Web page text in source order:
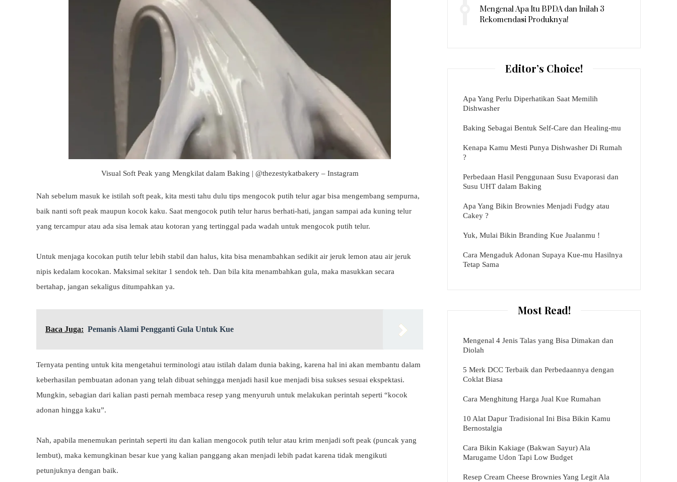
Visual Soft Peak yang Mengkilat dalam Baking | @thezestykatbakery – Instagram
Nah sebelum masuk ke istilah soft peak, kita mesti tahu dulu tips mengocok putih telur agar bisa mengembang sempurna,
baik nanti soft peak maupun kocok kaku. Saat mengocok putih telur harus berhati-hati, jangan sampai ada kuning telur
yang tercampur atau ada sisa lemak atau kotoran yang tertinggal pada wadah untuk mengocok putih telur.
Untuk menjaga kocokan putih telur lebih stabil dan halus, kita bisa menambahkan sedikit air jeruk lemon atau air jeruk
nipis kedalam kocokan. Maksimal sekitar 1 sendok teh. Dan bila kita menambahkan gula, maka masukkan secara
bertahap, jangan sekaligus ditumpahkan ya.
Baca Juga: Pemanis Alami Pengganti Gula Untuk Kue
Ternyata penting untuk kita mengetahui terminologi atau istilah dalam dunia baking, karena hal ini akan membantu dalam
keberhasilan pembuatan adonan yang telah dibuat sehingga menjadi hasil kue menjadi bisa sukses sesuai ekspektasi.
Mungkin, sebagian dari kalian pasti pernah membaca resep yang menyuruh untuk melakukan perintah seperti “kocok
adonan hingga kaku”.
Nah, apabila menemukan perintah seperti itu dan kalian mengocok putih telur atau krim menjadi soft peak (puncak yang
lembut), maka kemungkinan besar kue yang kalian panggang akan menjadi lebih padat karena tidak mengikuti
petunjuknya dengan baik.
Mengenal Apa Itu BPDA dan Inilah 3
Rekomendasi Produknya!
Editor’s Choice!
Apa Yang Perlu Diperhatikan Saat Memilih
Dishwasher
Baking Sebagai Bentuk Self-Care dan Healing-mu
Kenapa Kamu Mesti Punya Dishwasher Di Rumah
?
Perbedaan Hasil Penggunaan Susu Evaporasi dan
Susu UHT dalam Baking
Apa Yang Bikin Brownies Menjadi Fudgy atau
Cakey ?
Yuk, Mulai Bikin Branding Kue Jualanmu !
Cara Mengaduk Adonan Supaya Kue-mu Hasilnya
Tetap Sama
Most Read!
Mengenal 4 Jenis Talas yang Bisa Dimakan dan
Diolah
5 Merk DCC Terbaik dan Perbedaannya dengan
Coklat Biasa
Cara Menghitung Harga Jual Kue Rumahan
10 Alat Dapur Tradisional Ini Bisa Bikin Kamu
Bernostalgia
Cara Bikin Kakiage (Bakwan Sayur) Ala
Marugame Udon Tapi Low Budget
Resep Cream Cheese Brownies Yang Legit Ala